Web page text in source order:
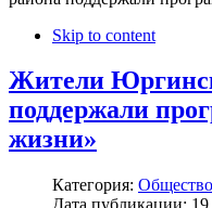
Skip to content
Жители
поддержали
жизни»
Категория: Общество